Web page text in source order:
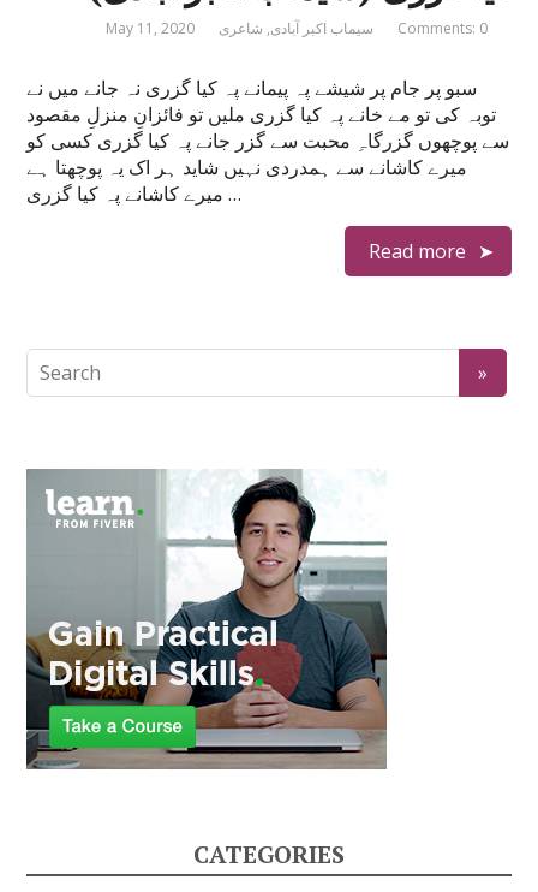
May 11, 2020 سیماب اکبر آبادی, شاعری Comments: 0
سبو پر جام پر شیشے پہ پیمانے پہ کیا گزری نہ جانے میں نے
توبہ کی تو مے خانے پہ کیا گزری ملیں تو فائزانِ منزلِ مقصود
سے پوچھوں گزرگاہِ محبت سے گزر جانے پہ کیا گزری کسی کو
میرے کاشانے سے ہمدردی نہیں شاید ہر اک یہ پوچھتا ہے
میرے کاشانے پہ کیا گزری …
Read more
CATEGORIES